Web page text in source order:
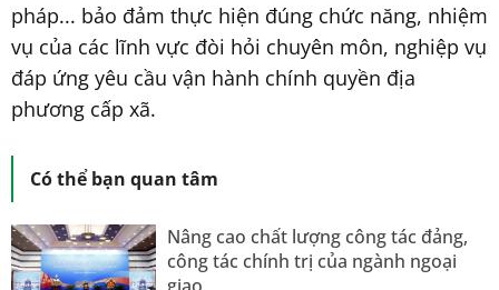
pháp... bảo đảm thực hiện đúng chức năng, nhiệm
vụ của các lĩnh vực đòi hỏi chuyên môn, nghiệp vụ
đáp ứng yêu cầu vận hành chính quyền địa
phương cấp xã.
Có thể bạn quan tâm
Nâng cao chất lượng công tác đảng,
công tác chính trị của ngành ngoại